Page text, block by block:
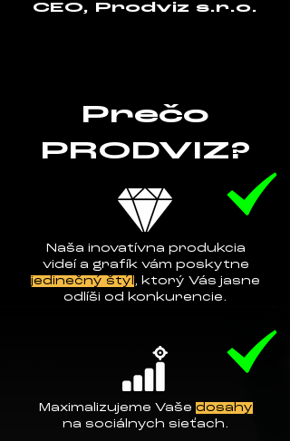
CEO, Prodviz s.r.o.
Prečo
PRODVIZ?
Naša inovatívna produkcia
videí a grafík vám poskytne
jedinečný štýl , ktorý Vás jasne
odlíši od konkurencie.
Maximalizujeme Vaše dosahy
na sociálnych sieťach.